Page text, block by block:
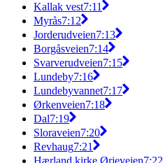
Kallak vest7:11
Myrås7:12
Jorderudveien7:13
Borgåsveien7:14
Svarverudveien7:15
Lundeby7:16
Lundebyvannet7:17
Ørkenveien7:18
Dal7:19
Sloraveien7:20
Revhaug7:21